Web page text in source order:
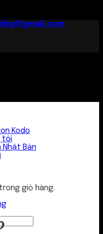
giỏ hàng.
Kodo
tôi
Nhật Bản